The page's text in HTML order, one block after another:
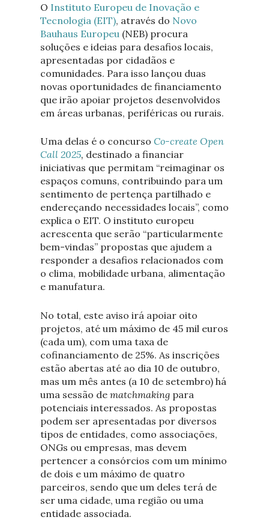
O Instituto Europeu de Inovação e
Tecnologia (EIT), através do Novo
Bauhaus Europeu (NEB) procura
soluções e ideias para desafios locais,
apresentadas por cidadãos e
comunidades. Para isso lançou duas
novas oportunidades de financiamento
que irão apoiar projetos desenvolvidos
em áreas urbanas, periféricas ou rurais.
Uma delas é o concurso Co-create Open
Call 2025, destinado a financiar
iniciativas que permitam “reimaginar os
espaços comuns, contribuindo para um
sentimento de pertença partilhado e
endereçando necessidades locais”, como
explica o EIT. O instituto europeu
acrescenta que serão “particularmente
bem-vindas” propostas que ajudem a
responder a desafios relacionados com
o clima, mobilidade urbana, alimentação
e manufatura.
No total, este aviso irá apoiar oito
projetos, até um máximo de 45 mil euros
(cada um), com uma taxa de
cofinanciamento de 25%. As inscrições
estão abertas até ao dia 10 de outubro,
mas um mês antes (a 10 de setembro) há
uma sessão de matchmakingpara
potenciais interessados. As propostas
podem ser apresentadas por diversos
tipos de entidades, como associações,
ONGs ou empresas, mas devem
pertencer a consórcios com um mínimo
de dois e um máximo de quatro
parceiros, sendo que um deles terá de
ser uma cidade, uma região ou uma
entidade associada.